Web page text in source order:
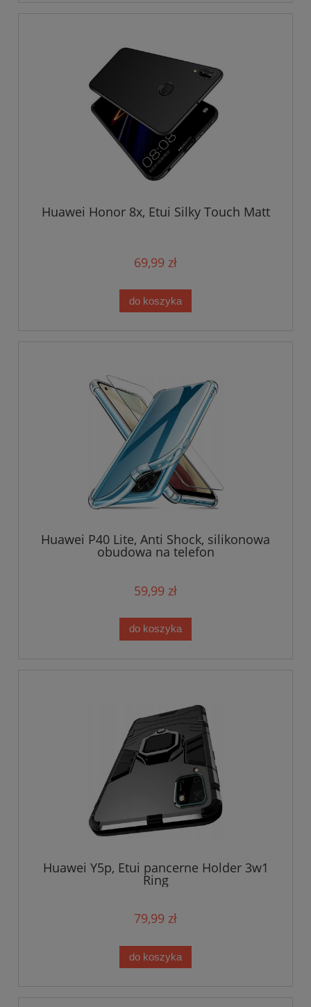
Huawei Honor 8x, Etui Silky Touch Matt
69,99 zł
do koszyka
Huawei P40 Lite, Anti Shock, silikonowa
obudowa na telefon
59,99 zł
do koszyka
Huawei Y5p, Etui pancerne Holder 3w1
Ring
79,99 zł
do koszyka